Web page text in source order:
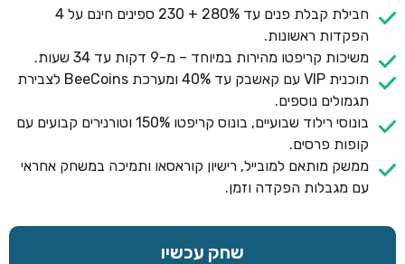
חבילת קבלת פנים עד 280% + 230 ספינים חינם על 4
הפקדות ראשונות.
משיכות קריפטו מהירות במיוחד – מ-9 דקות עד 34 שעות.
תוכנית VIP עם קאשבק עד 40% ומערכת BeeCoins לצבירת
תגמולים נוספים.
בונוסי רילוד שבועיים, בונוס קריפטו 150% וטורנירים קבועים עם
קופות פרסים.
ממשק מותאם למובייל, רישיון קוראסאו ותמיכה במשחק אחראי
עם מגבלות הפקדה וזמן.
שחק עכשיו